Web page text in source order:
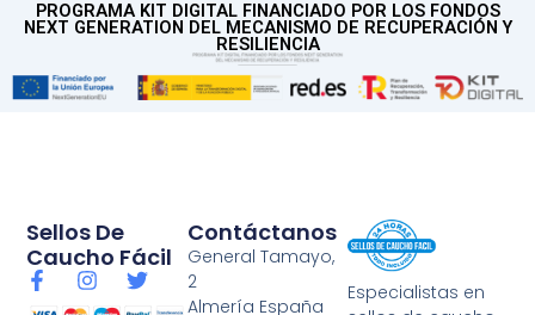
PROGRAMA KIT DIGITAL FINANCIADO POR LOS FONDOS
NEXT GENERATION DEL MECANISMO DE RECUPERACIÓN Y
RESILIENCIA
Especialistas en
Contáctanos
General Tamayo,
2
Almería España
Sellos De
Caucho Fácil
F
a
I
T